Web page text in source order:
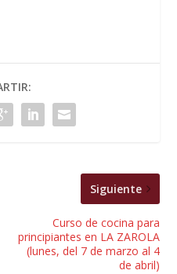
Siguiente
Curso de cocina para
principiantes en LA ZAROLA
(lunes, del 7 de marzo al 4
de abril)